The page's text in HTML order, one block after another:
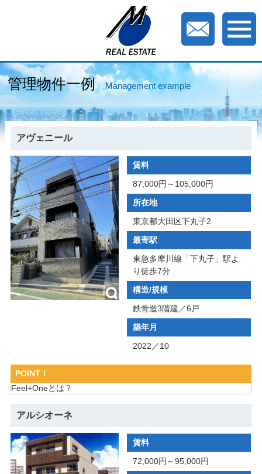
管理物件一例 Management example
アヴェニール
賃料
87,000円～105,000円
所在地
東京都大田区下丸子2
最寄駅
東急多摩川線「下丸子」駅よ
り徒歩7分
構造/規模
鉄骨造3階建／6戸
築年月
2022／10
POINT！
Feel+Oneとは？
アルシオーネ
賃料
72,000円～95,000円